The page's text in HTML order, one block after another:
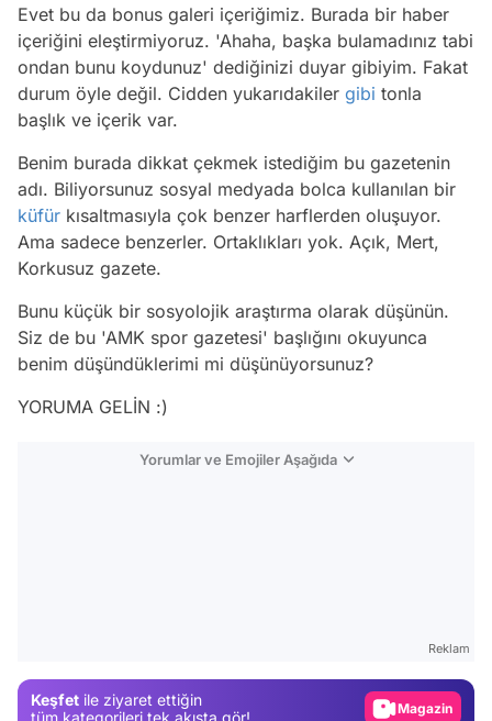
Evet bu da bonus galeri içeriğimiz. Burada bir haber
içeriğini eleştirmiyoruz. 'Ahaha, başka bulamadınız tabi
ondan bunu koydunuz' dediğinizi duyar gibiyim. Fakat
durum öyle değil. Cidden yukarıdakiler gibi tonla
başlık ve içerik var.
Benim burada dikkat çekmek istediğim bu gazetenin
adı. Biliyorsunuz sosyal medyada bolca kullanılan bir
küfür kısaltmasıyla çok benzer harflerden oluşuyor.
Ama sadece benzerler. Ortaklıkları yok. Açık, Mert,
Korkusuz gazete.
Bunu küçük bir sosyolojik araştırma olarak düşünün.
Siz de bu 'AMK spor gazetesi' başlığını okuyunca
benim düşündüklerimi mi düşünüyorsunuz?
YORUMA GELİN :)
Yorumlar ve Emojiler Aşağıda
Reklam
Keşfet ile ziyaret ettiğin
tüm kategorileri tek akışta gör!
Video